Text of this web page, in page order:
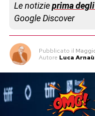
Le notizieprima
Google Discover
Pubblicato il
Autore Luca Arnaù